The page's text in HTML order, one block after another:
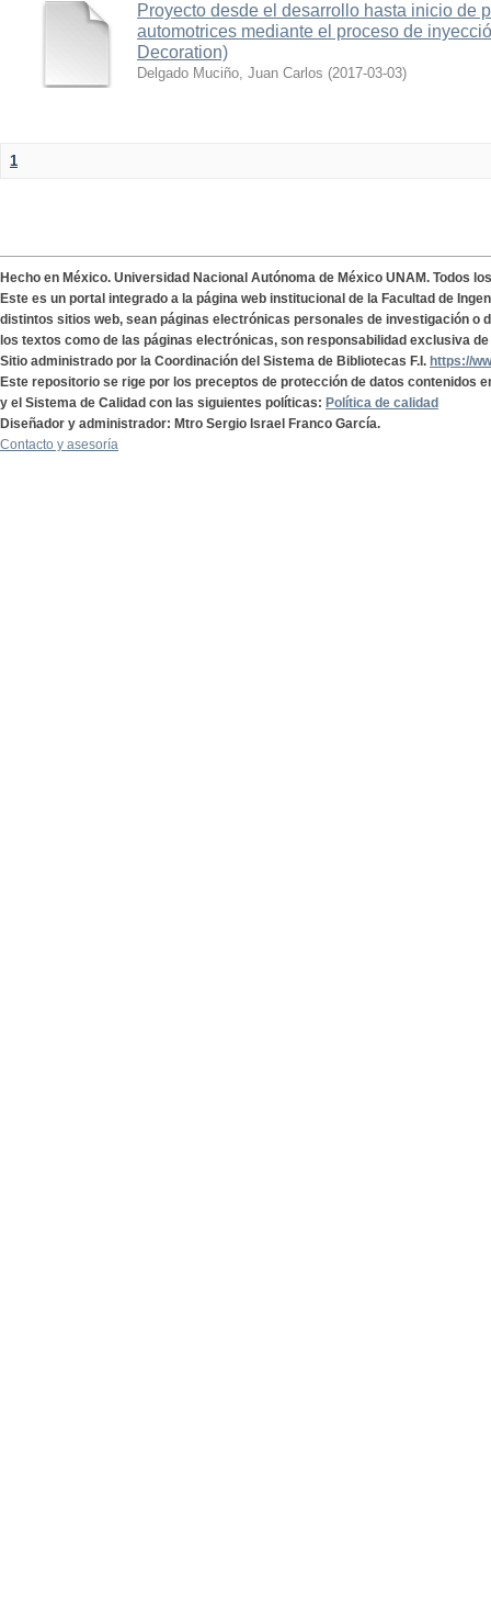
Proyecto desde el desarrollo hasta inicio de
automotrices mediante el proceso de
Decoration)
Delgado Muciño, Juan Carlos (2017-03-03)
1
Hecho en México. Universidad Nacional Autónoma de México UNAM. Todos
Este es un portal integrado a la página web institucional de la Facultad de
distintos sitios web, sean páginas electrónicas personales de investigación o
los textos como de las páginas electrónicas, son responsabilidad exclusiva
Sitio administrado por la Coordinación del Sistema de Bibliotecas F.I. https://
Este repositorio se rige por los preceptos de protección de datos contenidos
y el Sistema de Calidad con las siguientes políticas: Política de calidad
Diseñador y administrador: Mtro Sergio Israel Franco García.
Contacto y asesoría